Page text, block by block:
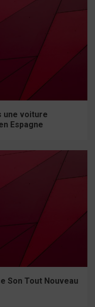
une voiture
Espagne
Son Tout Nouveau